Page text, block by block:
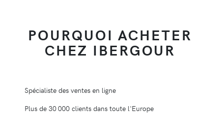
POURQUOI ACHETER
CHEZ IBERGOUR
Spécialiste des ventes en ligne
Plus de 30 000 clients dans toute l'Europe